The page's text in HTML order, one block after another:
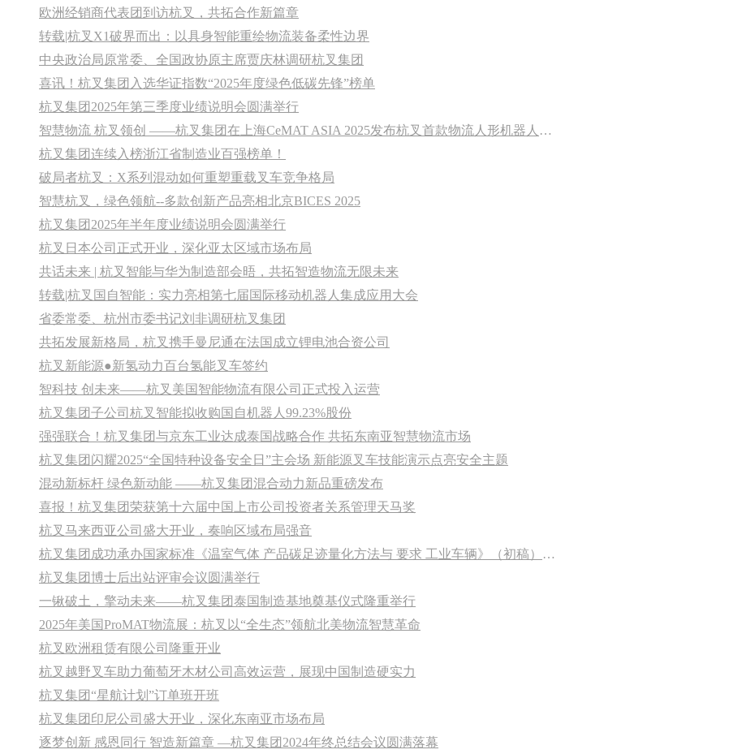
欧洲经销商代表团到访杭叉，共拓合作新篇章
转载|杭叉X1破界而出：以具身智能重绘物流装备柔性边界
中央政治局原常委、全国政协原主席贾庆林调研杭叉集团
喜讯！杭叉集团入选华证指数“2025年度绿色低碳先锋”榜单
杭叉集团2025年第三季度业绩说明会圆满举行
智慧物流 杭叉领创 ——杭叉集团在上海CeMAT ASIA 2025发布杭叉首款物流人形机器人，引领智慧物流新纪元
杭叉集团连续入榜浙江省制造业百强榜单！
破局者杭叉：X系列混动如何重塑重载叉车竞争格局
智慧杭叉，绿色领航--多款创新产品亮相北京BICES 2025
杭叉集团2025年半年度业绩说明会圆满举行
杭叉日本公司正式开业，深化亚太区域市场布局
共话未来 | 杭叉智能与华为制造部会晤，共拓智造物流无限未来
转载|杭叉国自智能：实力亮相第七届国际移动机器人集成应用大会
省委常委、杭州市委书记刘非调研杭叉集团
共拓发展新格局，杭叉携手曼尼通在法国成立锂电池合资公司
杭叉新能源●新氢动力百台氢能叉车签约
智科技 创未来——杭叉美国智能物流有限公司正式投入运营
杭叉集团子公司杭叉智能拟收购国自机器人99.23%股份
强强联合！杭叉集团与京东工业达成泰国战略合作 共拓东南亚智慧物流市场
杭叉集团闪耀2025“全国特种设备安全日”主会场 新能源叉车技能演示点亮安全主题
混动新标杆 绿色新动能 ——杭叉集团混合动力新品重磅发布
喜报！杭叉集团荣获第十六届中国上市公司投资者关系管理天马奖
杭叉马来西亚公司盛大开业，奏响区域布局强音
杭叉集团成功承办国家标准《温室气体 产品碳足迹量化方法与 要求 工业车辆》（初稿）讨论会
杭叉集团博士后出站评审会议圆满举行
一锹破土，擎动未来——杭叉集团泰国制造基地奠基仪式隆重举行
2025年美国ProMAT物流展：杭叉以“全生态”领航北美物流智慧革命
杭叉欧洲租赁有限公司隆重开业
杭叉越野叉车助力葡萄牙木材公司高效运营，展现中国制造硬实力
杭叉集团“星航计划”订单班开班
杭叉集团印尼公司盛大开业，深化东南亚市场布局
逐梦创新 感恩同行 智造新篇章 —杭叉集团2024年终总结会议圆满落幕